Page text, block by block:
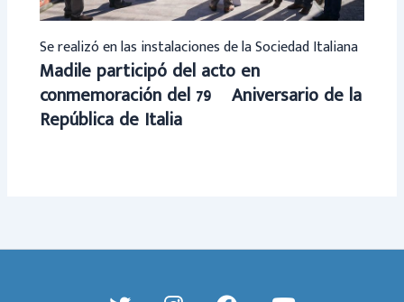
Se realizó en las instalaciones de la Sociedad Italiana
Madile participó del acto en
conmemoración del 79º Aniversario de la
República de Italia